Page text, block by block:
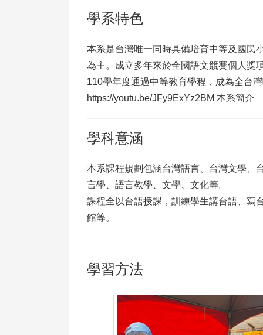
學系特色
本系是台灣唯一同時具備培育中等及國民
為主。成立多年來於全國語文競賽個人獎
110學年度通過中等教育學程，成為全台
https://youtu.be/JFy9ExYz2BM 本系簡介
學科意涵
本系課程規劃包涵台灣語言、台灣文學、
言學、語言教學、文學、文化等。
課程全以台語授課，訓練學生講台語、寫
館等。
學習方法